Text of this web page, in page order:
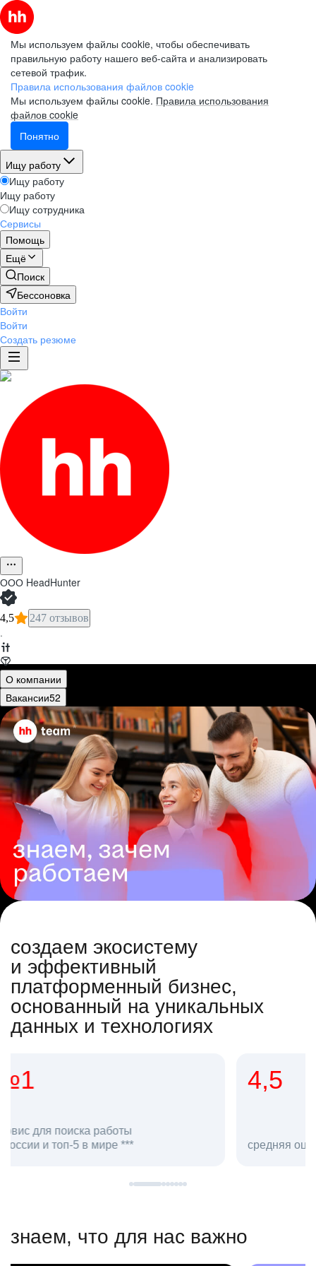
Мы используем файлы cookie, чтобы обеспечивать
правильную работу нашего веб-сайта и анализировать
сетевой трафик.
Правила использования файлов cookie
Мы используем файлы cookie. Правила использования
файлов cookie
Понятно
Ищу работу
Ищу работу
Ищу работу
Ищу сотрудника
Сервисы
Помощь
Ещё
Поиск
Бессоновка
Войти
Войти
Создать резюме
ООО HeadHunter
4,5 247 отзывов
·
О компании
Вакансии52
создаем экосистему
и эффективный
платформенный бизнес,
основанный на уникальных
данных и технологиях
4,5
средняя оценка hh.ru как работодателя **
в hh.ru
знаем, что для нас важно